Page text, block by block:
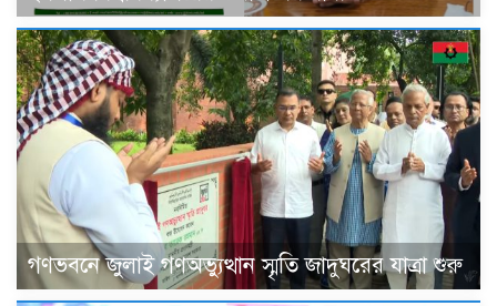
গণভবনে জুলাই গণঅভ্যুত্থান স্মৃতি জাদুঘরের যাত্রা শুরু